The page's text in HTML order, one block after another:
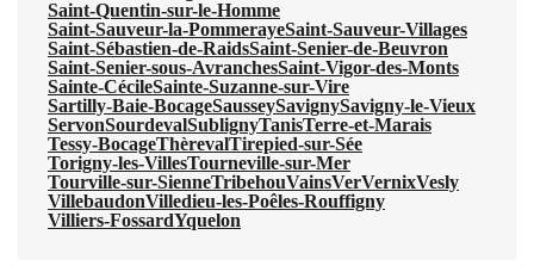
Saint-Quentin-sur-le-Homme
Saint-Sauveur-la-PommerayeSaint-Sauveur-Villages
Saint-Sébastien-de-RaidsSaint-Senier-de-Beuvron
Saint-Senier-sous-AvranchesSaint-Vigor-des-Monts
Sainte-CécileSainte-Suzanne-sur-Vire
Sartilly-Baie-BocageSausseySavignySavigny-le-Vieux
ServonSourdevalSublignyTanisTerre-et-Marais
Tessy-BocageThèrevalTirepied-sur-Sée
Torigny-les-VillesTourneville-sur-Mer
Tourville-sur-SienneTribehouVainsVerVernixVesly
VillebaudonVilledieu-les-Poêles-Rouffigny
Villiers-FossardYquelon